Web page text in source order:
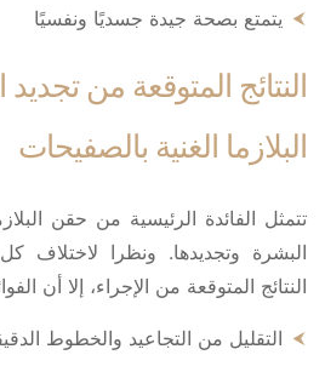
يتمتع بصحة جيدة جسديًا ونفسيًا
النتائج المتوقعة من
البلازما الغنية بالصفيحات
تتمثل الفائدة الرئيسية من حقن
البشرة وتجديدها. ونظرا لاختلاف
النتائج المتوقعة من الإجراء، إلا أن
التقليل من التجاعيد والخطوط